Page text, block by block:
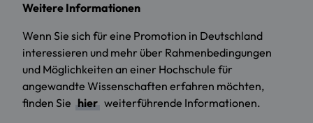
Weitere Informationen
Wenn Sie sich für eine Promotion in Deutschland
interessieren und mehr über Rahmenbedingungen
und Möglichkeiten an einer Hochschule für
angewandte Wissenschaften erfahren möchten,
finden Sie hier weiterführende Informationen.